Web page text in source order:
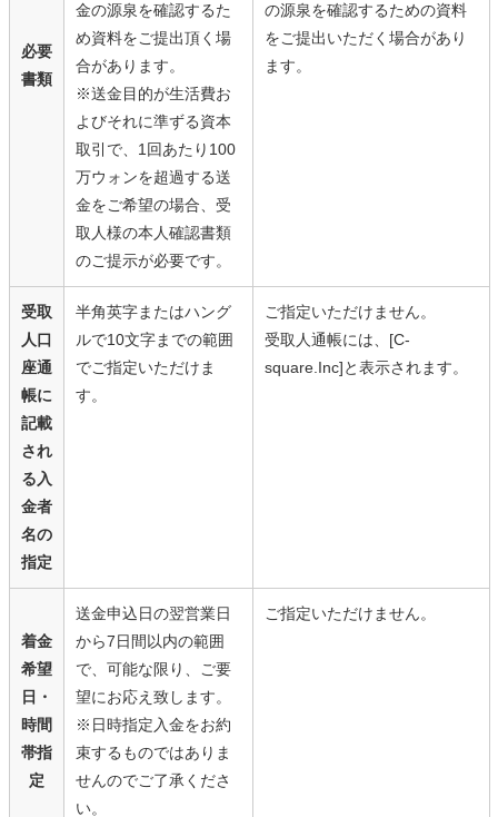
必要
書類
金の源泉を確認するた
め資料をご提出頂く場
合があります。
※送金目的が生活費お
よびそれに準ずる資本
取引で、1回あたり100
万ウォンを超過する送
金をご希望の場合、受
取人様の本人確認書類
のご提示が必要です。
の源泉を確認するための資料
をご提出いただく場合があり
ます。
受取
人口
座通
帳に
記載
され
る入
金者
名の
指定
半角英字またはハング
ルで10文字までの範囲
でご指定いただけま
す。
ご指定いただけません。
受取人通帳には、[C-
square.Inc]と表示されます。
着金
希望
日・
時間
帯指
定
送金申込日の翌営業日
から7日間以内の範囲
で、可能な限り、ご要
望にお応え致します。
※日時指定入金をお約
束するものではありま
せんのでご了承くださ
い。
ご指定いただけません。